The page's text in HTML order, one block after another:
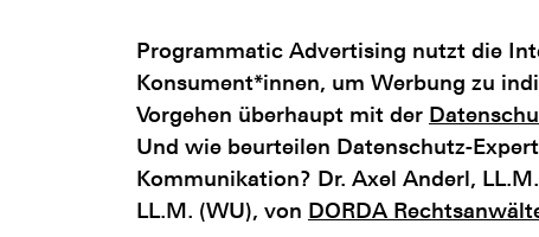
Programmatic Advertising nutzt die
Konsument*innen, um Werbung zu
Vorgehen überhaupt mit der
Und wie beurteilen Datenschutz-
Kommunikation? Dr. Axel Anderl,
LL.M. (WU), von DORDA